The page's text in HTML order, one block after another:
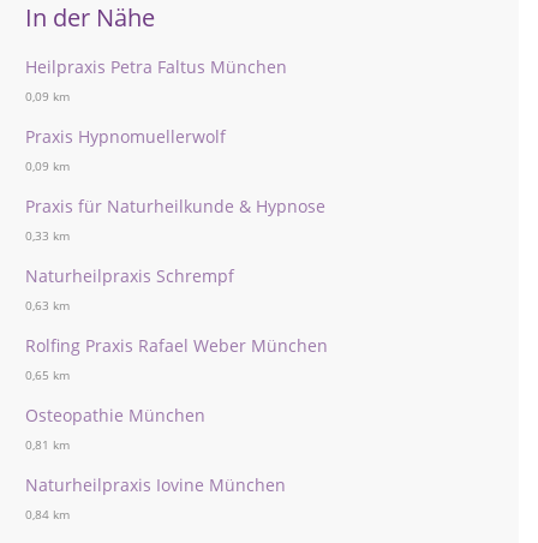
In der Nähe
Heilpraxis Petra Faltus München
0,09 km
Praxis Hypnomuellerwolf
0,09 km
Praxis für Naturheilkunde & Hypnose
0,33 km
Naturheilpraxis Schrempf
0,63 km
Rolfing Praxis Rafael Weber München
0,65 km
Osteopathie München
0,81 km
Naturheilpraxis Iovine München
0,84 km